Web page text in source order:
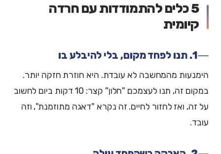
5 כלים להתמודדות עם חרדה
קיומית
1. תנו לפחד מקום, בלי להיבלע בו
הימנעות מהמחשבה לא עובדת. היא חוזרת חזקה יותר.
במקום זה, תנו לעצמכם "חלון" קצר: 10 דקות ביום לחשוב
על זה, ואז לחזור לחיים. זה נקרא "דאגה מתוזמנת", וזה
עובד.